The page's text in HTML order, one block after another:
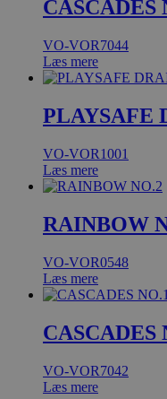
CASCADES
VO-VOR7044
Læs mere
PLAYSAFE
VO-VOR1001
Læs mere
RAINBOW
VO-VOR0548
Læs mere
CASCADES
VO-VOR7042
Læs mere